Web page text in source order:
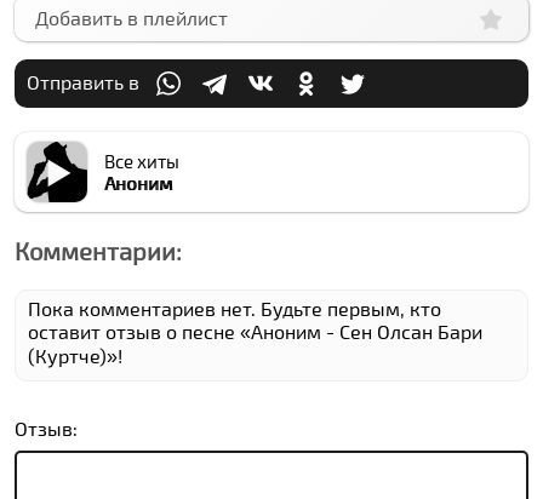
Добавить в плейлист
Отправить в
Все хиты
Аноним
Комментарии:
Пока комментариев нет. Будьте первым, кто
оставит отзыв о песне «Аноним - Сен Олсан Бари
(Куртче)»!
Отзыв: